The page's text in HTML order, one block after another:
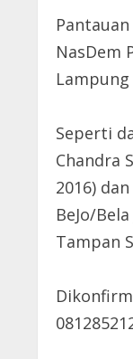
NasDem
Seperti
Chandra
2016)
BeJo/
Tampan